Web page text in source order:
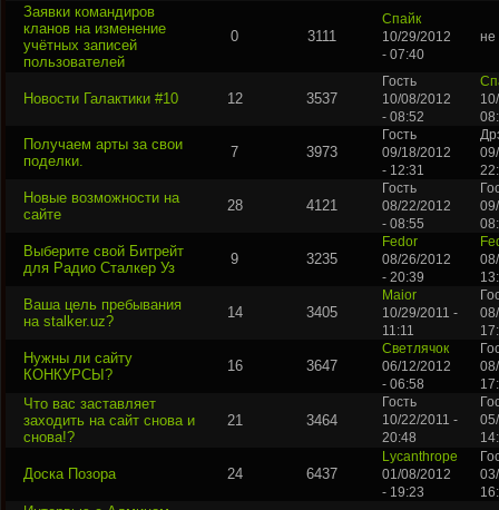
Заявки командиров
кланов на изменение
учётных записей
пользователей
0 3111
Спайк
10/29/2012
- 07:40
не
Новости Галактики #10 12 3537
Гость
10/08/2012
- 08:52
Получаем арты за свои
поделки.
7 3973
Гость
09/18/2012
- 12:31
Новые возможности на
сайте
28 4121
Гость
08/22/2012
- 08:55
Выберите свой Битрейт
для Радио Сталкер Уз
9 3235
Fedor
08/26/2012
- 20:39
Ваша цель пребывания
на stalker.uz?
14 3405
Maior
10/29/2011 -
11:11
Нужны ли сайту
КОНКУРСЫ?
16 3647
Светлячок
06/12/2012
- 06:58
Что вас заставляет
заходить на сайт снова и
снова!?
21 3464
Гость
10/22/2011 -
20:48
Доска Позора 24 6437
Lycanthrope
01/08/2012
- 19:23